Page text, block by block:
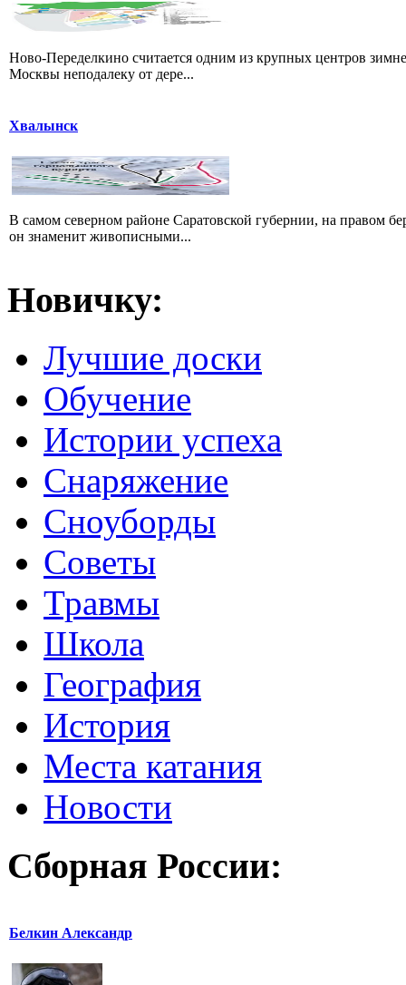
Ново-Переделкино считается одним из крупных центров
Москвы неподалеку от дере...
Хвалынск
В самом северном районе Саратовской губернии, на правом
он знаменит живописными...
Новичку:
Лучшие доски
Обучение
Истории успеха
Снаряжение
Сноуборды
Советы
Травмы
Школа
География
История
Места катания
Новости
Сборная России:
Белкин Александр